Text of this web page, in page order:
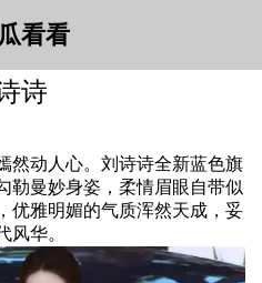
看看
诗
动人心。刘诗诗全新蓝色旗
勒曼妙身姿，柔情眉眼自带似
优雅明媚的气质浑然天成，妥
风华。